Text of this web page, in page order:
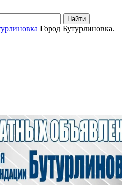
Найти
Город Бутурлиновка.